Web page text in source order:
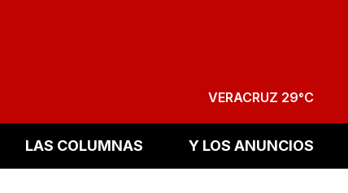
VERACRUZ 29°C
LAS COLUMNAS Y LOS ANUNCIOS